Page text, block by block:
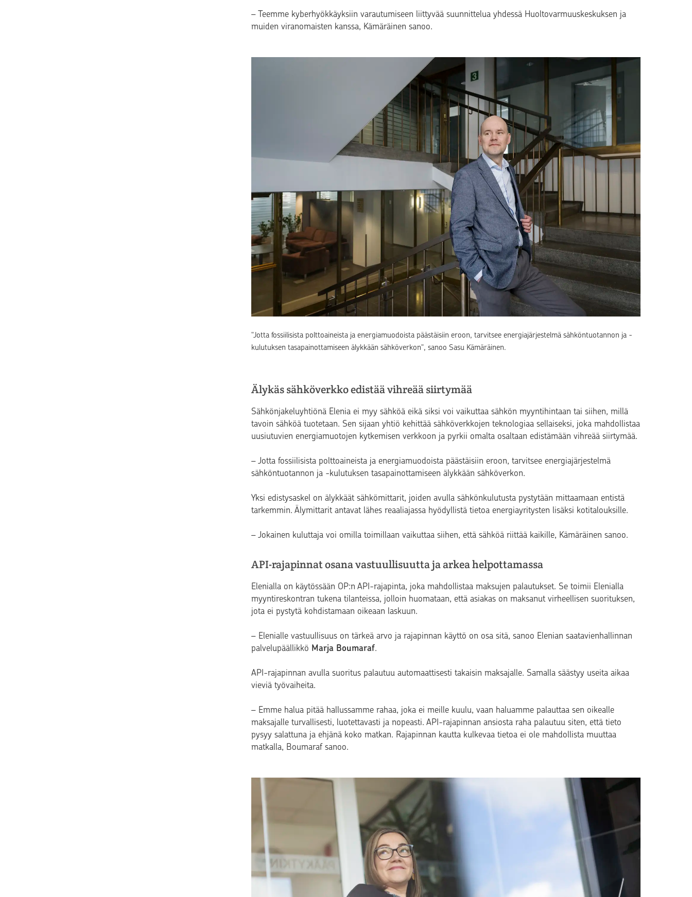
– Teemme kyberhyökkäyksiin varautumiseen liittyvää suunnittelua yhdessä Huoltovarmuuskeskuksen ja
muiden viranomaisten kanssa, Kämäräinen sanoo.
"Jotta fossiilisista polttoaineista ja energiamuodoista päästäisiin eroon, tarvitsee energiajärjestelmä sähköntuotannon ja -
kulutuksen tasapainottamiseen älykkään sähköverkon", sanoo Sasu Kämäräinen.
Älykäs sähköverkko edistää vihreää siirtymää
Sähkönjakeluyhtiönä Elenia ei myy sähköä eikä siksi voi vaikuttaa sähkön myyntihintaan tai siihen, millä
tavoin sähköä tuotetaan. Sen sijaan yhtiö kehittää sähköverkkojen teknologiaa sellaiseksi, joka mahdollistaa
uusiutuvien energiamuotojen kytkemisen verkkoon ja pyrkii omalta osaltaan edistämään vihreää siirtymää.
– Jotta fossiilisista polttoaineista ja energiamuodoista päästäisiin eroon, tarvitsee energiajärjestelmä
sähköntuotannon ja -kulutuksen tasapainottamiseen älykkään sähköverkon.
Yksi edistysaskel on älykkäät sähkömittarit, joiden avulla sähkönkulutusta pystytään mittaamaan entistä
tarkemmin. Älymittarit antavat lähes reaaliajassa hyödyllistä tietoa energiayritysten lisäksi kotitalouksille.
– Jokainen kuluttaja voi omilla toimillaan vaikuttaa siihen, että sähköä riittää kaikille, Kämäräinen sanoo.
API-rajapinnat osana vastuullisuutta ja arkea helpottamassa
Elenialla on käytössään OP:n API-rajapinta, joka mahdollistaa maksujen palautukset. Se toimii Elenialla
myyntireskontran tukena tilanteissa, jolloin huomataan, että asiakas on maksanut virheellisen suorituksen,
jota ei pystytä kohdistamaan oikeaan laskuun.
– Elenialle vastuullisuus on tärkeä arvo ja rajapinnan käyttö on osa sitä, sanoo Elenian saatavienhallinnan
palvelupäällikkö Marja Boumaraf.
API-rajapinnan avulla suoritus palautuu automaattisesti takaisin maksajalle. Samalla säästyy useita aikaa
vieviä työvaiheita.
– Emme halua pitää hallussamme rahaa, joka ei meille kuulu, vaan haluamme palauttaa sen oikealle
maksajalle turvallisesti, luotettavasti ja nopeasti. API-rajapinnan ansiosta raha palautuu siten, että tieto
pysyy salattuna ja ehjänä koko matkan. Rajapinnan kautta kulkevaa tietoa ei ole mahdollista muuttaa
matkalla, Boumaraf sanoo.